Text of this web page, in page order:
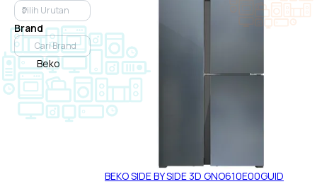
Brand
Beko
BEKO SIDE BY SIDE 3D GNO610E00GUID